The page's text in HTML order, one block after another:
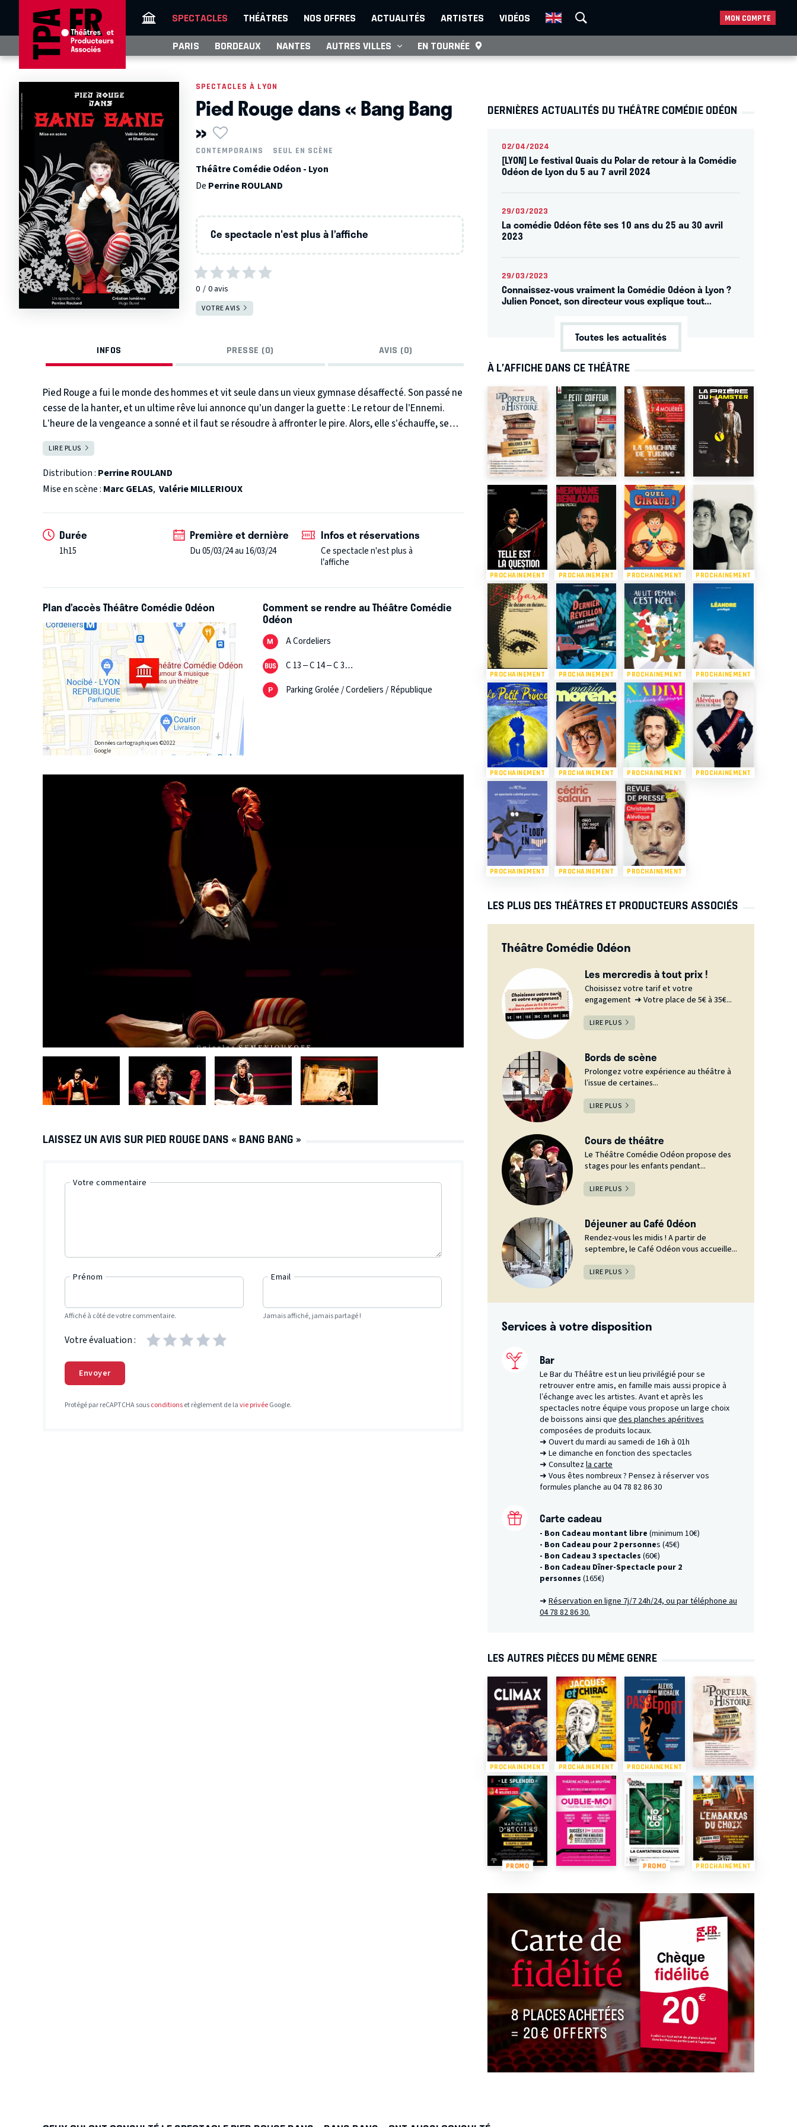
SPECTACLES THÉÂTRES NOS OFFRES ACTUALITÉS ARTISTES VIDÉOS MON COMPTE
PARIS BORDEAUX NANTES AUTRES VILLES EN TOURNÉE
SPECTACLES À LYON
Pied Rouge dans « Bang Bang
»
CONTEMPORAINS SEUL EN SCÈNE
Théâtre Comédie Odéon - Lyon
De Perrine ROULAND
Ce spectacle n'est plus à l’affiche
0 0avis
VOTRE AVIS
INFOS PRESSE (0) AVIS (0)
Pied Rouge a fui le monde des hommes et vit seule dans un vieux gymnase désaffecté. Son passé ne
cesse de la hanter, et un ultime rêve lui annonce qu’un danger la guette : Le retour de l’Ennemi.
L’heure de la vengeance a sonné et il faut se résoudre à affronter le pire. Alors, elle s’échauffe, se
livre avec toute la force de sa naïveté. Entre deux confidences elle uppercute la réalité, boxe ses
idées noires, et nous entraîne dans un exutoire fou et délirant !
Son enthousiasme nous emporte dans un tourbillon de rires et d’émotions sur le fil entre la fragilité
et la force. Avec son innocence et ses maladresses, elle affronte ses démons armée d’une
K.O toute seule… ?
LIRE PLUS
Distribution : Perrine ROULAND
Mise en scène : Marc GELAS, Valérie MILLERIOUX
Durée
1h15
Première et dernière
Du 05/03/24 au 16/03/24
Infos et réservations
Ce spectacle n'est plus à
l’affiche
Plan d’accès Théâtre Comédie Odéon
Données cartographiques ©2022
Google
Comment se rendre au Théâtre Comédie
Odéon
A Cordeliers
C 13 – C 14 – C 3…
Parking Grolée / Cordeliers / République
LAISSEZ UN AVIS SUR PIED ROUGE DANS « BANG BANG »
Votre commentaire
Prénom
Affiché à côté de votre commentaire.
Email
Jamais affiché, jamais partagé !
Votre évaluation :
Envoyer
Protégé par reCAPTCHA sousconditionset règlement de lavie privéeGoogle.
DERNIÈRES ACTUALITÉS DU THÉÂTRE COMÉDIE ODÉON
02/04/2024
[LYON] Le festival Quais du Polar de retour à la Comédie
Odéon de Lyon du 5 au 7 avril 2024
29/03/2023
La comédie Odéon fête ses 10 ans du 25 au 30 avril
2023
29/03/2023
Connaissez-vous vraiment la Comédie Odéon à Lyon ?
Julien Poncet, son directeur vous explique tout...
Toutes les actualités
À L’AFFICHE DANS CE THÉÂTRE
PROCHAINEMENT PROCHAINEMENT PROCHAINEMENT PROCHAINEMENT
PROCHAINEMENT PROCHAINEMENT PROCHAINEMENT PROCHAINEMENT
PROCHAINEMENT PROCHAINEMENT PROCHAINEMENT PROCHAINEMENT
PROCHAINEMENT PROCHAINEMENT PROCHAINEMENT
LES PLUS DES THÉÂTRES ET PRODUCTEURS ASSOCIÉS
Théâtre Comédie Odéon
Les mercredis à tout prix !
Choisissez votre tarif et votre
engagement ➜ Votre place de 5€ à 35€...
LIRE PLUS
Bords de scène
Prolongez votre expérience au théâtre à
l’issue de certaines...
LIRE PLUS
Cours de théâtre
Le Théâtre Comédie Odéon propose des
stages pour les enfants pendant...
LIRE PLUS
Déjeuner au Café Odéon
Rendez-vous les midis ! A partir de
septembre, le Café Odéon vous accueille...
LIRE PLUS
Services à votre disposition
Bar
Le Bar du Théâtre est un lieu privilégié pour se
retrouver entre amis, en famille mais aussi propice à
l’échange avec les artistes. Avant et après les
spectacles notre équipe vous propose un large choix
de boissons ainsi que des planches apéritives
composées de produits locaux.
➜ Ouvert du mardi au samedi de 16h à 01h
➜ Le dimanche en fonction des spectacles
➜ Consultezla carte
➜ Vous êtes nombreux ? Pensez à réserver vos
formules planche au 04 78 82 86 30
Carte cadeau
- Bon Cadeau montant libre (minimum 10€)
- Bon Cadeau pour 2 personnes (45€)
- Bon Cadeau 3 spectacles (60€)
- Bon Cadeau Dîner-Spectacle pour 2
personnes (165€)
➜ Réservation en ligne 7j/7 24h/24, ou par téléphone au
04 78 82 86 30.
LES AUTRES PIÈCES DU MÊME GENRE
PROCHAINEMENT PROCHAINEMENT PROCHAINEMENT
PROMO PROMO PROCHAINEMENT